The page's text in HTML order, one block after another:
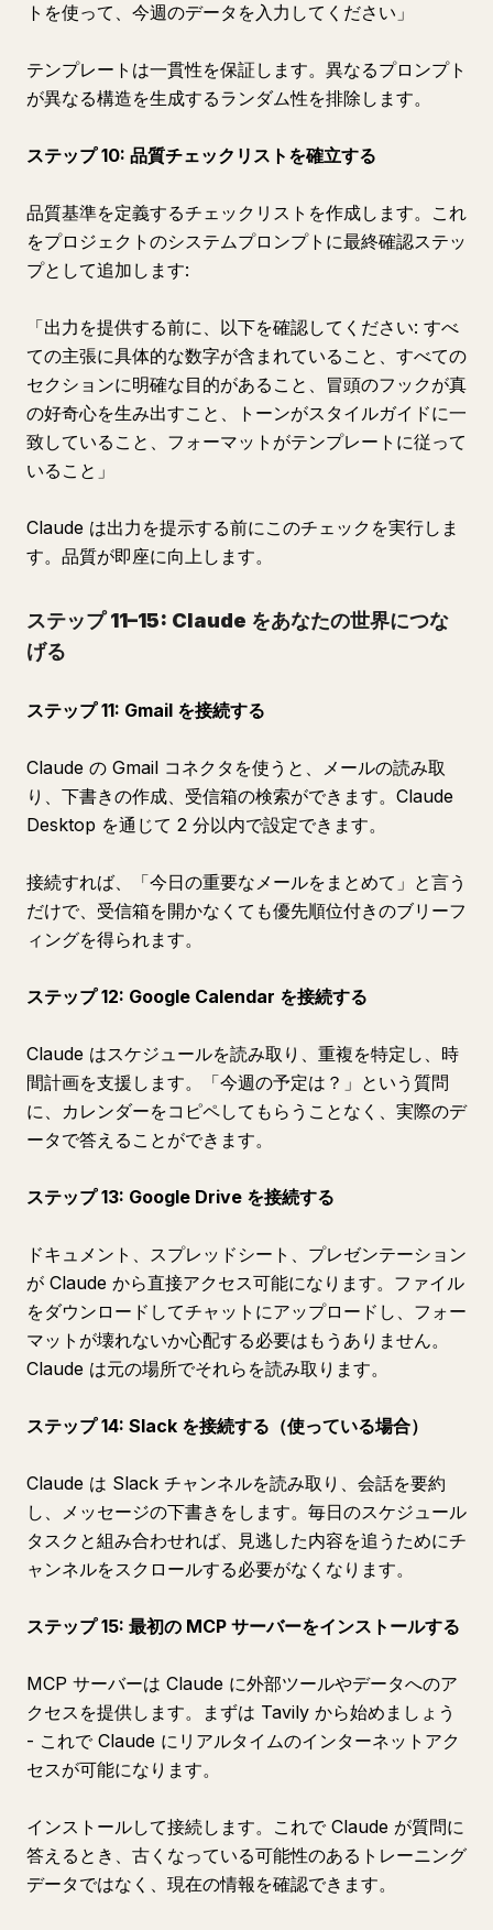
トを使って、今週のデータを入力してください」
テンプレートは一貫性を保証します。異なるプロンプト
が異なる構造を生成するランダム性を排除します。
ステップ 10: 品質チェックリストを確立する
品質基準を定義するチェックリストを作成します。これ
をプロジェクトのシステムプロンプトに最終確認ステッ
プとして追加します:
「出力を提供する前に、以下を確認してください: すべ
ての主張に具体的な数字が含まれていること、すべての
セクションに明確な目的があること、冒頭のフックが真
の好奇心を生み出すこと、トーンがスタイルガイドに一
致していること、フォーマットがテンプレートに従って
いること」
Claude は出力を提示する前にこのチェックを実行しま
す。品質が即座に向上します。
ステップ 11–15: Claude をあなたの世界につな
げる
ステップ 11: Gmail を接続する
Claude の Gmail コネクタを使うと、メールの読み取
り、下書きの作成、受信箱の検索ができます。Claude
Desktop を通じて 2 分以内で設定できます。
接続すれば、「今日の重要なメールをまとめて」と言う
だけで、受信箱を開かなくても優先順位付きのブリーフ
ィングを得られます。
ステップ 12: Google Calendar を接続する
Claude はスケジュールを読み取り、重複を特定し、時
間計画を支援します。「今週の予定は？」という質問
に、カレンダーをコピペしてもらうことなく、実際のデ
ータで答えることができます。
ステップ 13: Google Drive を接続する
ドキュメント、スプレッドシート、プレゼンテーション
が Claude から直接アクセス可能になります。ファイル
をダウンロードしてチャットにアップロードし、フォー
マットが壊れないか心配する必要はもうありません。
Claude は元の場所でそれらを読み取ります。
ステップ 14: Slack を接続する（使っている場合）
Claude は Slack チャンネルを読み取り、会話を要約
し、メッセージの下書きをします。毎日のスケジュール
タスクと組み合わせれば、見逃した内容を追うためにチ
ャンネルをスクロールする必要がなくなります。
ステップ 15: 最初の MCP サーバーをインストールする
MCP サーバーは Claude に外部ツールやデータへのア
クセスを提供します。まずは Tavily から始めましょう
- これで Claude にリアルタイムのインターネットアク
セスが可能になります。
インストールして接続します。これで Claude が質問に
答えるとき、古くなっている可能性のあるトレーニング
データではなく、現在の情報を確認できます。